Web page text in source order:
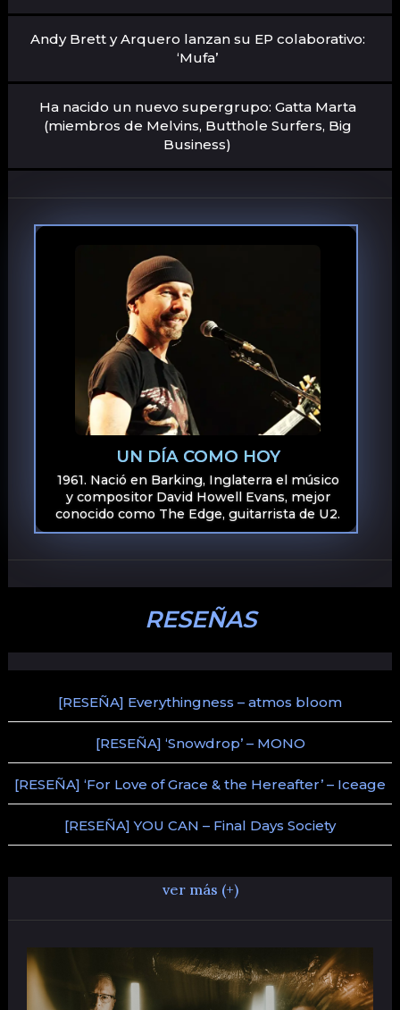
Andy Brett y Arquero lanzan su EP colaborativo:
‘Mufa’
Ha nacido un nuevo supergrupo: Gatta Marta
(miembros de Melvins, Butthole Surfers, Big
Business)
UN DÍA COMO HOY
1961. Nació en Barking, Inglaterra el músico
y compositor David Howell Evans, mejor
conocido como The Edge, guitarrista de U2.
RESEÑAS
[RESEÑA] Everythingness – atmos bloom
[RESEÑA] ‘Snowdrop’ – MONO
[RESEÑA] ‘For Love of Grace & the Hereafter’ – Iceage
[RESEÑA] YOU CAN – Final Days Society
ver más (+)